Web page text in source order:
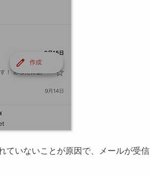
ていないことが原因で、メールが受信